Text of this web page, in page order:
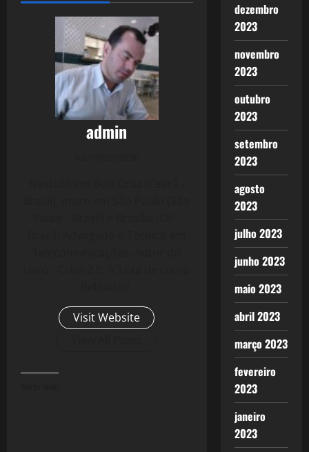
admin
Visit Website
dezembro
2023
novembro
2023
outubro
2023
setembro
2023
agosto
2023
julho 2023
junho 2023
maio 2023
abril 2023
março 2023
fevereiro
2023
janeiro
2023